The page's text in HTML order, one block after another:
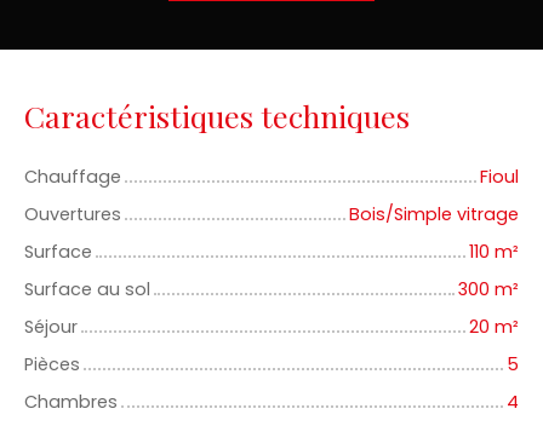
Caractéristiques techniques
Chauffage
Fioul
Ouvertures
Bois/Simple vitrage
Surface
110 m²
Surface au sol
300 m²
Séjour
20 m²
Pièces
5
Chambres
4